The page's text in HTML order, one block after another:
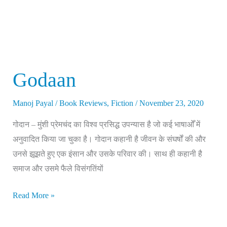
Godaan
Manoj Payal /Book Reviews, Fiction /November 23, 2020
गोदान – मुंशी प्रेमचंद का विश्व प्रसिद्ध उपन्यास है जो कई भाषाओँ में
अनुवादित किया जा चुका है। गोदान कहानी है जीवन के संघर्षों की और
उनसे झूझते हुए एक इंसान और उसके परिवार की। साथ ही कहानी है
समाज और उसमे फैले विसंगतिंयों
Read More »